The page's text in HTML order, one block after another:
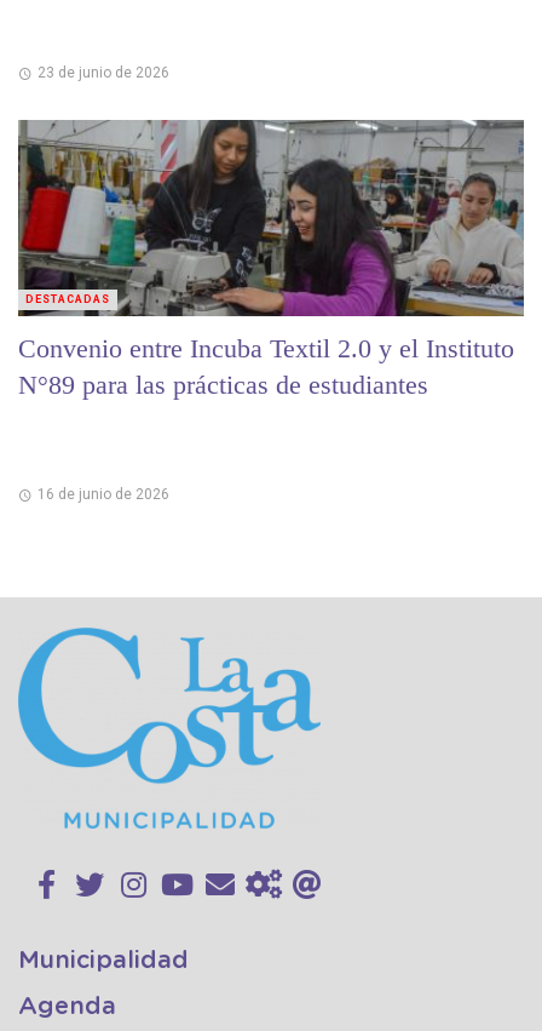
23 de junio de 2026
Convenio entre Incuba Textil 2.0 y el Instituto
N°89 para las prácticas de estudiantes
16 de junio de 2026
DESTACADAS
Municipalidad
Agenda